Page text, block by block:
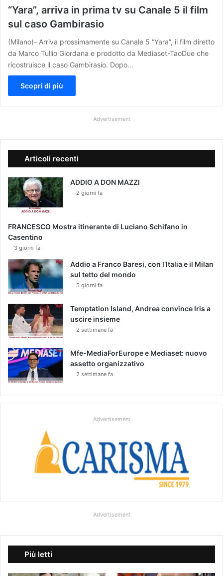
“Yara”, arriva in prima tv su Canale 5 il film
sul caso Gambirasio
(Milano)- Arriva prossimamente su Canale 5 “Yara”, il film diretto
da Marco Tullio Giordana e prodotto da Mediaset-TaoDue che
ricostruisce il caso Gambirasio. Dopo…
Scopri di più
Advertisement
Articoli recenti
ADDIO A DON MAZZI
2 giorni fa
FRANCESCO Mostra itinerante di Luciano Schifano in
Casentino
3 giorni fa
Addio a Franco Baresi, con l’Italia e il Milan
sul tetto del mondo
5 giorni fa
Temptation Island, Andrea convince Iris a
uscire insieme
2 settimane fa
Mfe-MediaForEurope e Mediaset: nuovo
assetto organizzativo
2 settimane fa
Advertisement
Advertisement
Più letti